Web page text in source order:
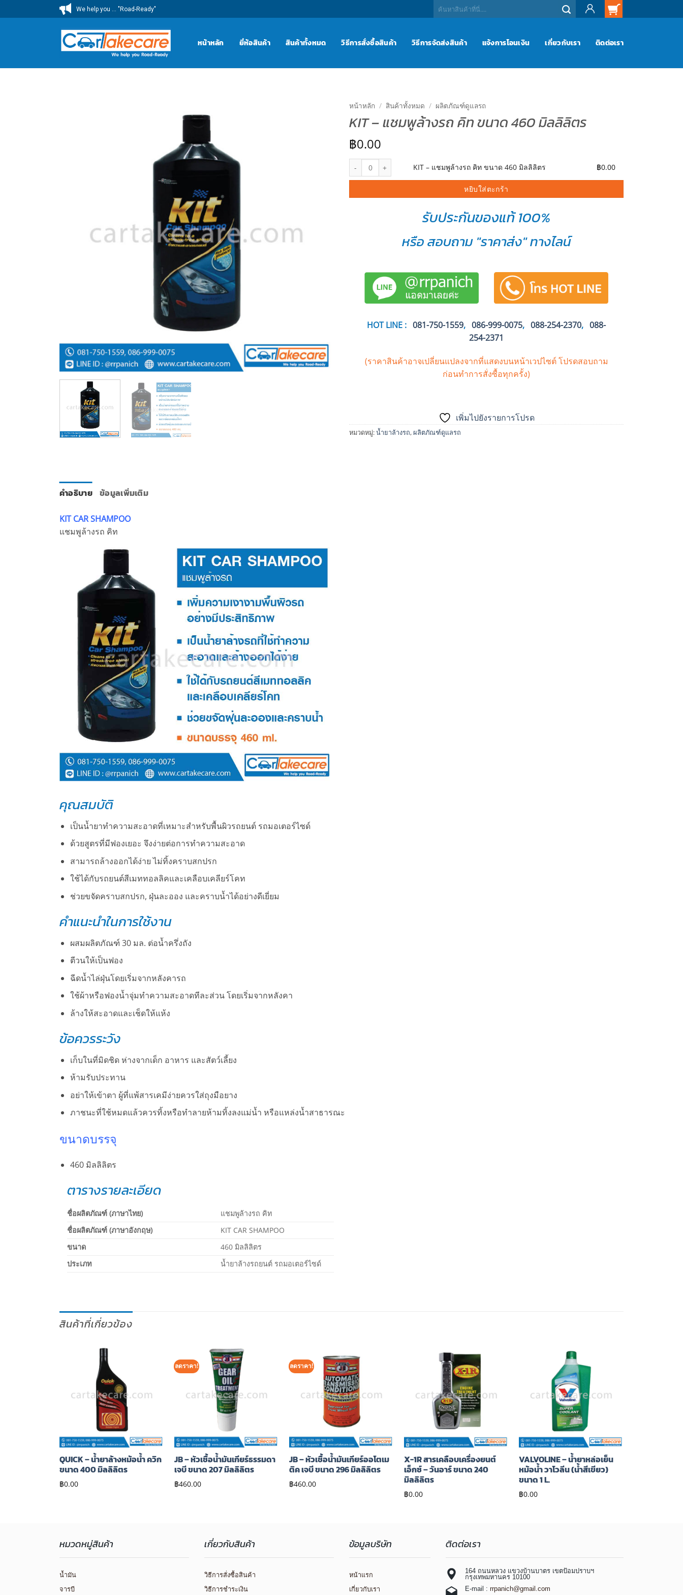
ไป
We help you ... "Road-Ready" ค้นหา:
หน้าหลัก ยี่ห้อสินค้า สินค้าทั้งหมด วิธีการสั่งซื้อสินค้า วิธีการจัดส่งสินค้า แจ้งการโอนเงิน เกี่ยวกับเรา ติดต่อเรา
หน้าหลัก / สินค้าทั้งหมด / ผลิตภัณฑ์ดูแลรถ
KIT – แชมพูล้างรถ คิท ขนาด 460 มิลลิลิตร
฿0.00
จำนวน KIT – แชมพูล้างรถ คิท ขนาด 460 มิลลิลิตร ชิ้น
KIT – แชมพูล้างรถ คิท ขนาด 460 มิลลิลิตร ฿0.00
หยิบใส่ตะกร้า
รับประกันของแท้ 100%
หรือ สอบถาม "ราคาส่ง" ทางไลน์
HOT LINE : 081-750-1559, 086-999-0075, 088-254-2370, 088-
254-2371
(ราคาสินค้าอาจเปลี่ยนแปลงจากที่แสดงบนหน้าเวปไซต์โปรดสอบถาม
ก่อนทำการสั่งซื้อทุกครั้ง)
เพิ่มไปยังรายการโปรด
หมวดหมู่:น้ำยาล้างรถ,ผลิตภัณฑ์ดูแลรถ
คำอธิบาย ข้อมูลเพิ่มเติม
KIT CAR SHAMPOO
แชมพูล้างรถ คิท
คุณสมบัติ
เป็นน้ำยาทำความสะอาดที่เหมาะสำหรับพื้นผิวรถยนต์ รถมอเตอร์ไซด์
ด้วยสูตรที่มีฟองเยอะ จึงง่ายต่อการทำความสะอาด
สามารถล้างออกได้ง่าย ไม่ทิ้งคราบสกปรก
ใช้ได้กับรถยนต์สีเมททอลลิคและเคลือบเคลียร์โคท
ช่วยขจัดคราบสกปรก, ฝุ่นละออง และคราบน้ำได้อย่างดีเยี่ยม
คำแนะนำในการใช้งาน
ผสมผลิตภัณฑ์ 30 มล. ต่อน้ำครึ่งถัง
ตีวนให้เป็นฟอง
ฉีดน้ำไล่ฝุ่นโดยเริ่มจากหลังคารถ
ใช้ผ้าหรือฟองน้ำจุ่มทำความสะอาดทีละส่วน โดยเริ่มจากหลังคา
ล้างให้สะอาดและเช็ดให้แห้ง
ข้อควรระวัง
เก็บในที่มิดชิด ห่างจากเด็ก อาหาร และสัตว์เลี้ยง
ห้ามรับประทาน
อย่าให้เข้าตา ผู้ที่แพ้สารเคมีง่ายควรใส่ถุงมือยาง
ภาชนะที่ใช้หมดแล้วควรทิ้งหรือทำลายห้ามทิ้งลงแม่น้ำ หรือแหล่งน้ำสาธารณะ
ขนาดบรรจุ
460 มิลลิลิตร
ตารางรายละเอียด
ชื่อผลิตภัณฑ์ (ภาษาไทย)
แชมพูล้างรถ คิท
ชื่อผลิตภัณฑ์ (ภาษาอังกฤษ)
KIT CAR SHAMPOO
ขนาด
460 มิลลิลิตร
ประเภท
น้ำยาล้างรถยนต์ รถมอเตอร์ไซด์
สินค้าที่เกี่ยวข้อง
โปรด
QUICK – น้ำยาล้างหม้อน้ำ ควิก
ขนาด 400 มิลลิลิตร
฿0.00
ลดราคา!
โปรด
JB – หัวเชื้อน้ำมันเกียร์ธรรมดา
เจบี ขนาด 207 มิลลิลิตร
฿460.00
ลดราคา!
โปรด
JB – หัวเชื้อน้ำมันเกียร์ออโตเม
ติค เจบี ขนาด 296 มิลลิลิตร
฿460.00
โปรด
X-1R สารเคลือบเครื่องยนต์
เอ็กซ์ – วันอาร์ ขนาด 240
มิลลิลิตร
฿0.00
โปรด
VALVOLINE – น้ำยาหล่อเย็น
หม้อน้ำ วาโวลีน (น้ำสีเขียว)
ขนาด 1 L.
฿0.00
หมวดหมู่สินค้า
น้ำมัน
จารบี
เกี่ยวกับสินค้า
วิธีการสั่งซื้อสินค้า
วิธีการชำระเงิน
ข้อมูลบริษัท
หน้าแรก
เกี่ยวกับเรา
ติดต่อเรา
164 ถนนหลวง แขวงบ้านบาตร เขตป้อมปราบฯ
กรุงเทพมหานคร 10100
E-mail : rrpanich@gmail.com